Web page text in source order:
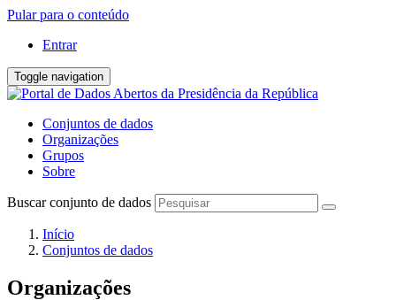
Pular para o conteúdo
Entrar
Toggle navigation
Conjuntos de dados
Organizações
Grupos
Sobre
Buscar conjunto de dados
Início
Conjuntos de dados
Organizações